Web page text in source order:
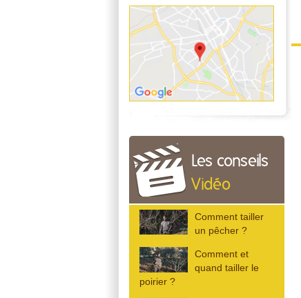
Les conseils
Vidéo
Comment tailler
un pêcher ?
Comment et
quand tailler le
poirier ?